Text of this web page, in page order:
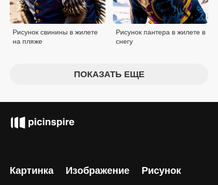
Рисунок свинины в жилете
на пляже
Рисунок пантера в жилете в
снегу
ПОКАЗАТЬ ЕЩЕ
Картинка Изображение
Рисунок